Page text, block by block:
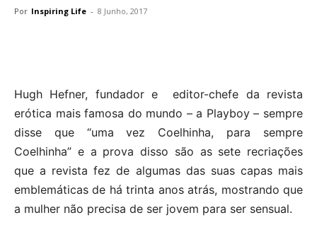
Por Inspiring Life - 8 Junho, 2017
Hugh Hefner, fundador e editor-chefe da revista
erótica mais famosa do mundo – a Playboy – sempre
disse que “uma vez Coelhinha, para sempre
Coelhinha” e a prova disso são as sete recriações
que a revista fez de algumas das suas capas mais
emblemáticas de há trinta anos atrás, mostrando que
a mulher não precisa de ser jovem para ser sensual.